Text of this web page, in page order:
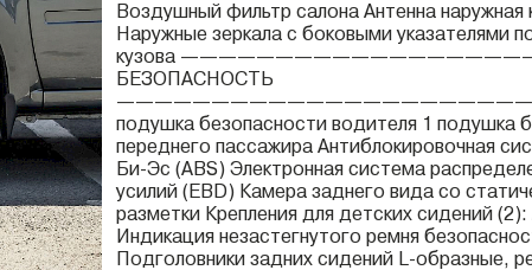
Воздушный фильтр салона Антенна наружная
Наружные зеркала с боковыми указателями
кузова
БЕЗОПАСНОСТЬ
подушка безопасности водителя 1 подушка
переднего пассажира Антиблокировочная
Би-Эс (ABS) Электронная система
усилий (EBD) Камера заднего вида со
разметки Крепления для детских сидений
Индикация незастегнутого ремня
Подголовники задних сидений L-образные,